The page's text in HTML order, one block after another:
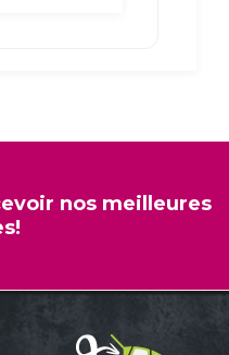
nos meilleures